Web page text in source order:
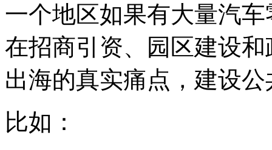
一个地区如果有大量汽
在招商引资、园区建设
出海的真实痛点，建设
比如：